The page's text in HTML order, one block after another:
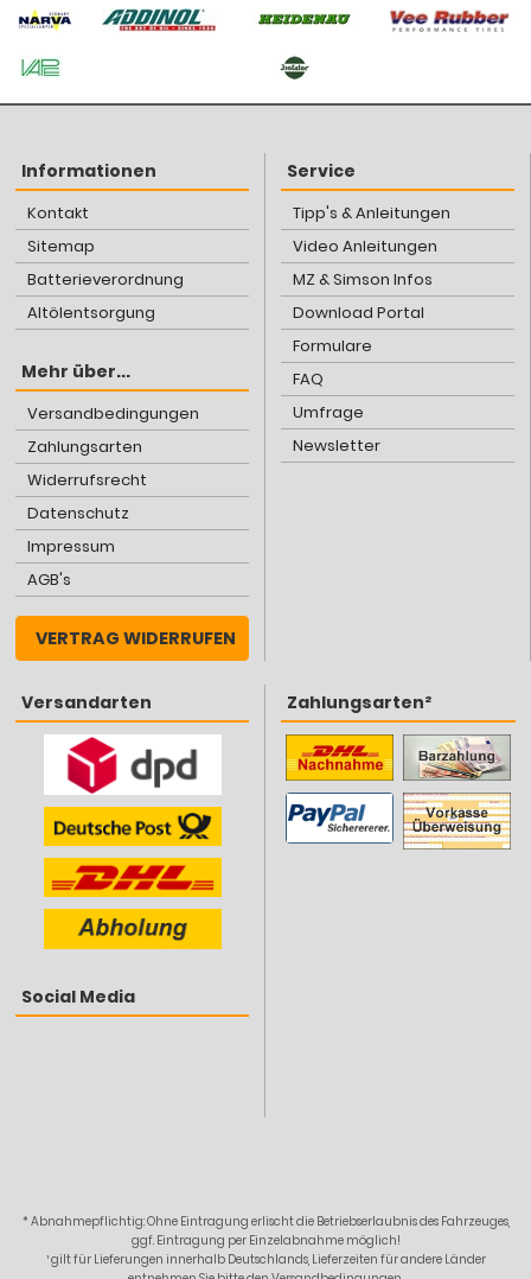
Informationen
Kontakt
Sitemap
Batterieverordnung
Altölentsorgung
Mehr über...
Versandbedingungen
Zahlungsarten
Widerrufsrecht
Datenschutz
Impressum
AGB's
VERTRAG WIDERRUFEN
Service
Tipp's & Anleitungen
Video Anleitungen
MZ & Simson Infos
Download Portal
Formulare
FAQ
Umfrage
Newsletter
Versandarten
Social Media
Zahlungsarten²
* Abnahmepflichtig: Ohne Eintragung erlischt die Betriebserlaubnis des Fahrzeuges,
ggf. Eintragung per Einzelabnahme möglich!
¹ gilt für Lieferungen innerhalb Deutschlands, Lieferzeiten für andere Länder